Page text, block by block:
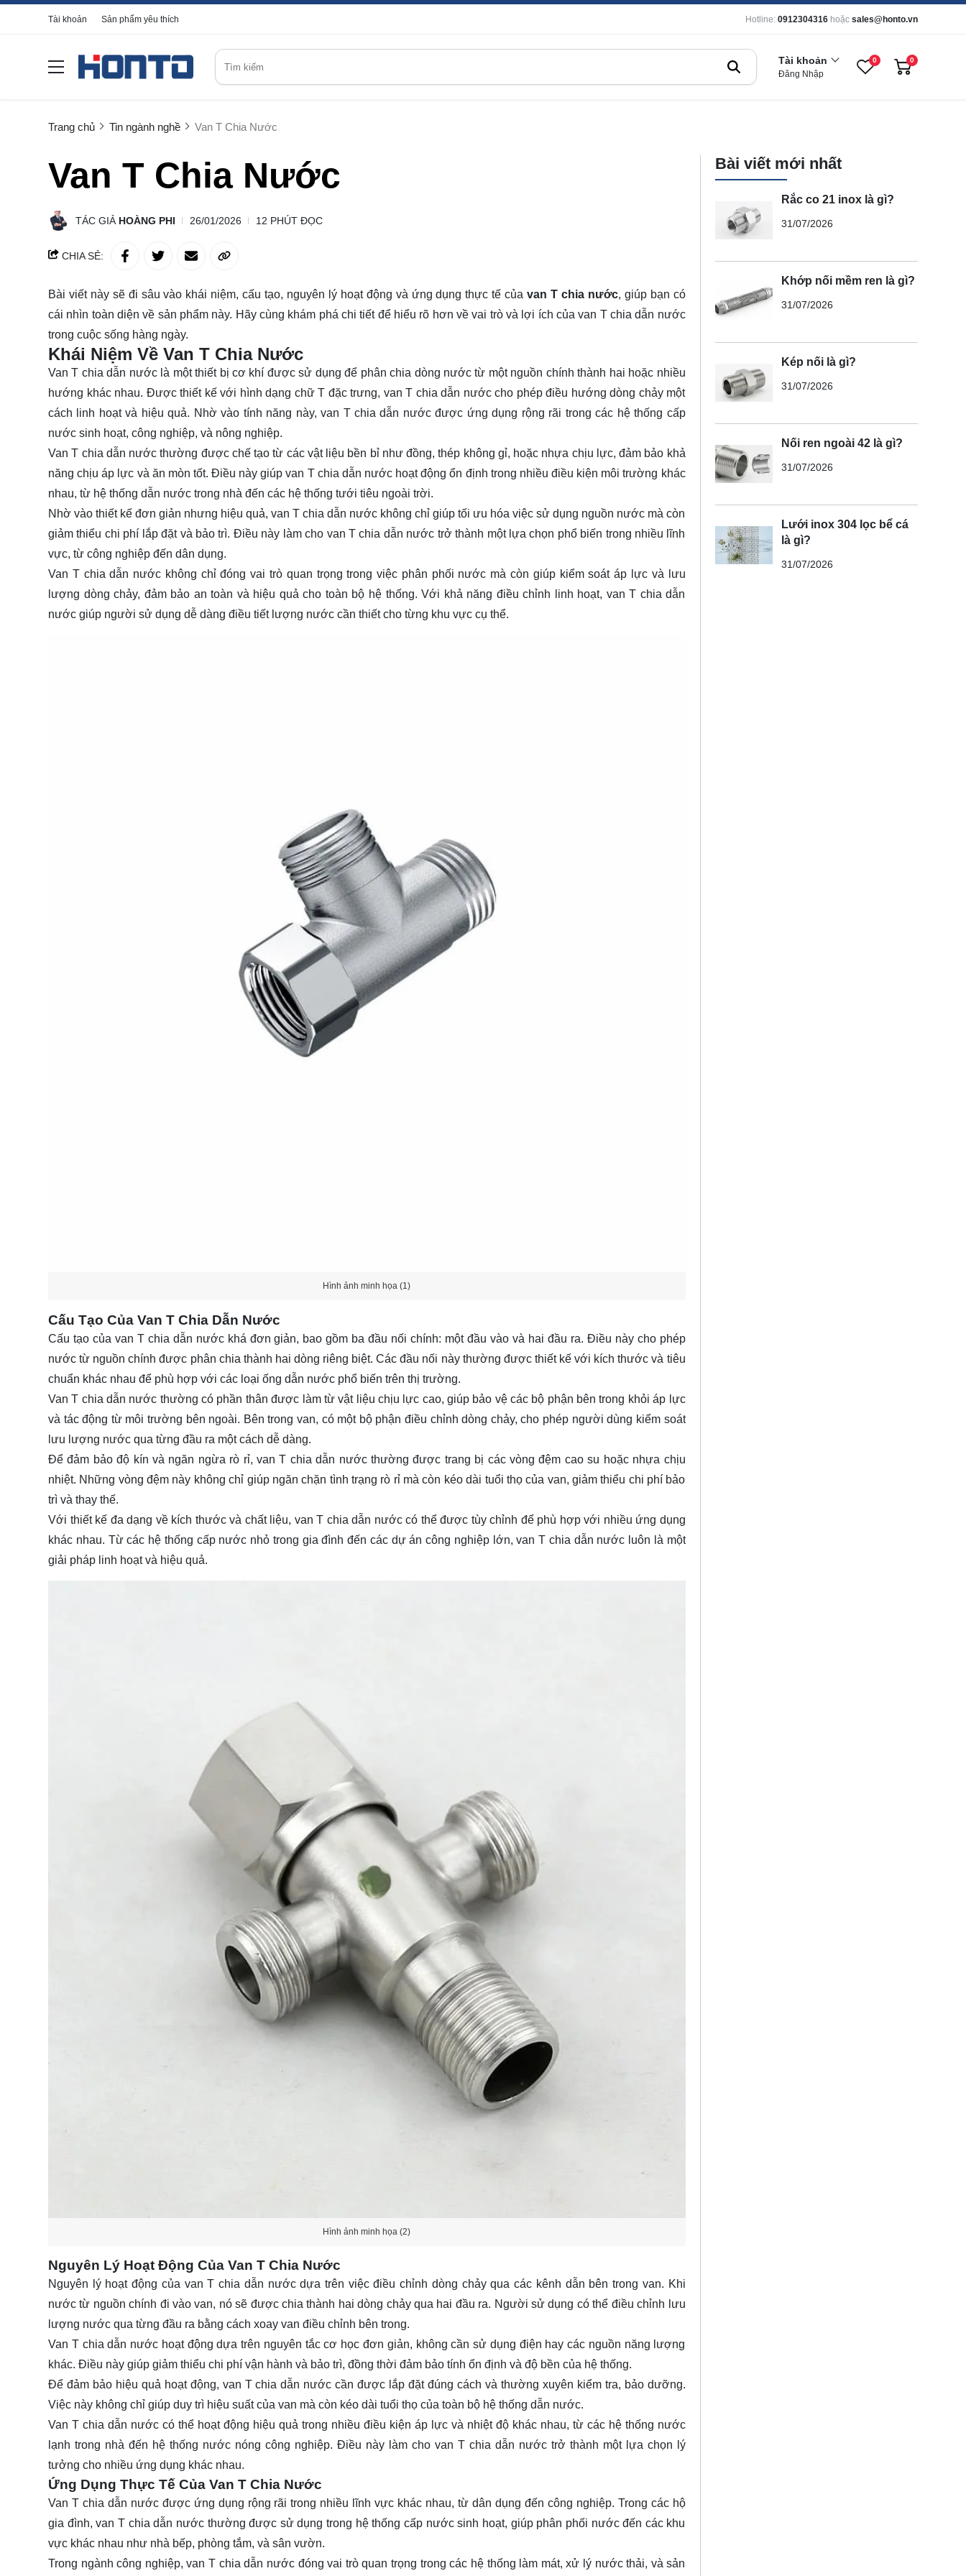
Tài khoản Sản phẩm yêu thích Hotline: 0912304316 hoặc sales@honto.vn
Tài khoản
Đăng Nhập
0 0
Trang chủ Tin ngành nghề Van T Chia Nước
Van T Chia Nước
TÁC GIẢ HOÀNG PHI 26/01/2026 12 PHÚT ĐỌC
CHIA SẺ:
Bài viết này sẽ đi sâu vào khái niệm, cấu tạo, nguyên lý hoạt động và ứng dụng thực tế củavan T chia nước, giúp bạn có
cái nhìn toàn diện về sản phẩm này. Hãy cùng khám phá chi tiết để hiểu rõ hơn về vai trò và lợi ích của van T chia dẫn nước
trong cuộc sống hàng ngày.
Khái Niệm Về Van T Chia Nước
Van T chia dẫn nước là một thiết bị cơ khí được sử dụng để phân chia dòng nước từ một nguồn chính thành hai hoặc nhiều
hướng khác nhau. Được thiết kế với hình dạng chữ T đặc trưng, van T chia dẫn nước cho phép điều hướng dòng chảy một
cách linh hoạt và hiệu quả. Nhờ vào tính năng này, van T chia dẫn nước được ứng dụng rộng rãi trong các hệ thống cấp
nước sinh hoạt, công nghiệp, và nông nghiệp.
Van T chia dẫn nước thường được chế tạo từ các vật liệu bền bỉ như đồng, thép không gỉ, hoặc nhựa chịu lực, đảm bảo khả
năng chịu áp lực và ăn mòn tốt. Điều này giúp van T chia dẫn nước hoạt động ổn định trong nhiều điều kiện môi trường khác
nhau, từ hệ thống dẫn nước trong nhà đến các hệ thống tưới tiêu ngoài trời.
Nhờ vào thiết kế đơn giản nhưng hiệu quả, van T chia dẫn nước không chỉ giúp tối ưu hóa việc sử dụng nguồn nước mà còn
giảm thiểu chi phí lắp đặt và bảo trì. Điều này làm cho van T chia dẫn nước trở thành một lựa chọn phổ biến trong nhiều lĩnh
vực, từ công nghiệp đến dân dụng.
Van T chia dẫn nước không chỉ đóng vai trò quan trọng trong việc phân phối nước mà còn giúp kiểm soát áp lực và lưu
lượng dòng chảy, đảm bảo an toàn và hiệu quả cho toàn bộ hệ thống. Với khả năng điều chỉnh linh hoạt, van T chia dẫn
nước giúp người sử dụng dễ dàng điều tiết lượng nước cần thiết cho từng khu vực cụ thể.
Hình ảnh minh họa (1)
Cấu Tạo Của Van T Chia Dẫn Nước
Cấu tạo của van T chia dẫn nước khá đơn giản, bao gồm ba đầu nối chính: một đầu vào và hai đầu ra. Điều này cho phép
nước từ nguồn chính được phân chia thành hai dòng riêng biệt. Các đầu nối này thường được thiết kế với kích thước và tiêu
chuẩn khác nhau để phù hợp với các loại ống dẫn nước phổ biến trên thị trường.
Van T chia dẫn nước thường có phần thân được làm từ vật liệu chịu lực cao, giúp bảo vệ các bộ phận bên trong khỏi áp lực
và tác động từ môi trường bên ngoài. Bên trong van, có một bộ phận điều chỉnh dòng chảy, cho phép người dùng kiểm soát
lưu lượng nước qua từng đầu ra một cách dễ dàng.
Để đảm bảo độ kín và ngăn ngừa rò rỉ, van T chia dẫn nước thường được trang bị các vòng đệm cao su hoặc nhựa chịu
nhiệt. Những vòng đệm này không chỉ giúp ngăn chặn tình trạng rò rỉ mà còn kéo dài tuổi thọ của van, giảm thiểu chi phí bảo
trì và thay thế.
Với thiết kế đa dạng về kích thước và chất liệu, van T chia dẫn nước có thể được tùy chỉnh để phù hợp với nhiều ứng dụng
khác nhau. Từ các hệ thống cấp nước nhỏ trong gia đình đến các dự án công nghiệp lớn, van T chia dẫn nước luôn là một
giải pháp linh hoạt và hiệu quả.
Hình ảnh minh họa (2)
Nguyên Lý Hoạt Động Của Van T Chia Nước
Nguyên lý hoạt động của van T chia dẫn nước dựa trên việc điều chỉnh dòng chảy qua các kênh dẫn bên trong van. Khi
nước từ nguồn chính đi vào van, nó sẽ được chia thành hai dòng chảy qua hai đầu ra. Người sử dụng có thể điều chỉnh lưu
lượng nước qua từng đầu ra bằng cách xoay van điều chỉnh bên trong.
Van T chia dẫn nước hoạt động dựa trên nguyên tắc cơ học đơn giản, không cần sử dụng điện hay các nguồn năng lượng
khác. Điều này giúp giảm thiểu chi phí vận hành và bảo trì, đồng thời đảm bảo tính ổn định và độ bền của hệ thống.
Để đảm bảo hiệu quả hoạt động, van T chia dẫn nước cần được lắp đặt đúng cách và thường xuyên kiểm tra, bảo dưỡng.
Việc này không chỉ giúp duy trì hiệu suất của van mà còn kéo dài tuổi thọ của toàn bộ hệ thống dẫn nước.
Van T chia dẫn nước có thể hoạt động hiệu quả trong nhiều điều kiện áp lực và nhiệt độ khác nhau, từ các hệ thống nước
lạnh trong nhà đến hệ thống nước nóng công nghiệp. Điều này làm cho van T chia dẫn nước trở thành một lựa chọn lý
tưởng cho nhiều ứng dụng khác nhau.
Ứng Dụng Thực Tế Của Van T Chia Nước
Van T chia dẫn nước được ứng dụng rộng rãi trong nhiều lĩnh vực khác nhau, từ dân dụng đến công nghiệp. Trong các hộ
gia đình, van T chia dẫn nước thường được sử dụng trong hệ thống cấp nước sinh hoạt, giúp phân phối nước đến các khu
vực khác nhau như nhà bếp, phòng tắm, và sân vườn.
Trong ngành công nghiệp, van T chia dẫn nước đóng vai trò quan trọng trong các hệ thống làm mát, xử lý nước thải, và sản
Bài viết mới nhất
Rắc co 21 inox là gì?
31/07/2026
Khớp nối mềm ren là gì?
31/07/2026
Kép nối là gì?
31/07/2026
Nối ren ngoài 42 là gì?
31/07/2026
Lưới inox 304 lọc bể cá
là gì?
31/07/2026